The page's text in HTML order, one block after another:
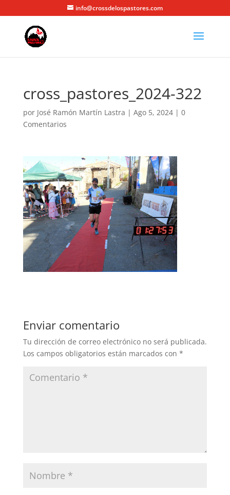
info@crossdelospastores.com
cross_pastores_2024-322
por José Ramón Martín Lastra | Ago 5, 2024| 0
Comentarios
Enviar comentario
Tu dirección de correo electrónico no será publicada.
Los campos obligatorios están marcados con *